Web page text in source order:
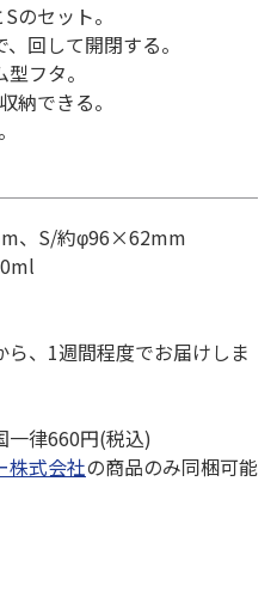
のセット。
回して開閉する。
フタ。
納できる。
、S/約φ96×62mm
、1週間程度でお届けしま
律660円(税込)
株式会社の商品のみ同梱可能